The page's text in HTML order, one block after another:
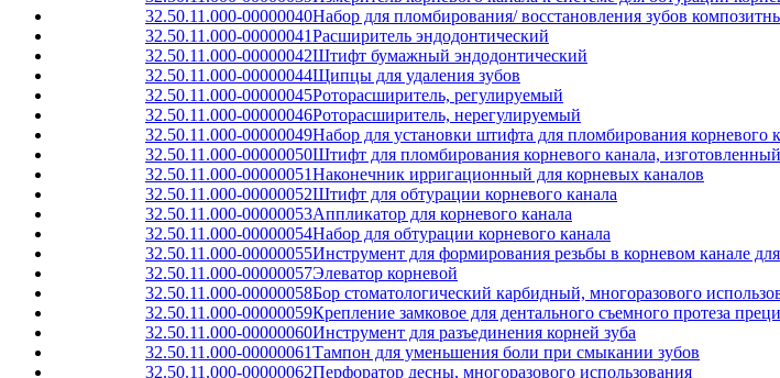
32.50.11.000-00000040Набор для пломбирования/ восстановления зубов
32.50.11.000-00000041Расширитель эндодонтический
32.50.11.000-00000042Штифт бумажный эндодонтический
32.50.11.000-00000044Щипцы для удаления зубов
32.50.11.000-00000045Роторасширитель, регулируемый
32.50.11.000-00000046Роторасширитель, нерегулируемый
32.50.11.000-00000049Набор для установки штифта для пломбирования корневого
32.50.11.000-00000050Штифт для пломбирования корневого канала,
32.50.11.000-00000051Наконечник ирригационный для корневых каналов
32.50.11.000-00000052Штифт для обтурации корневого канала
32.50.11.000-00000053Аппликатор для корневого канала
32.50.11.000-00000054Набор для обтурации корневого канала
32.50.11.000-00000055Инструмент для формирования резьбы в корневом канале
32.50.11.000-00000057Элеватор корневой
32.50.11.000-00000058Бор стоматологический карбидный, многоразового
32.50.11.000-00000059Крепление замковое для дентального съемного протеза
32.50.11.000-00000060Инструмент для разъединения корней зуба
32.50.11.000-00000061Тампон для уменьшения боли при смыкании зубов
32.50.11.000-00000062Перфоратор десны, многоразового использования